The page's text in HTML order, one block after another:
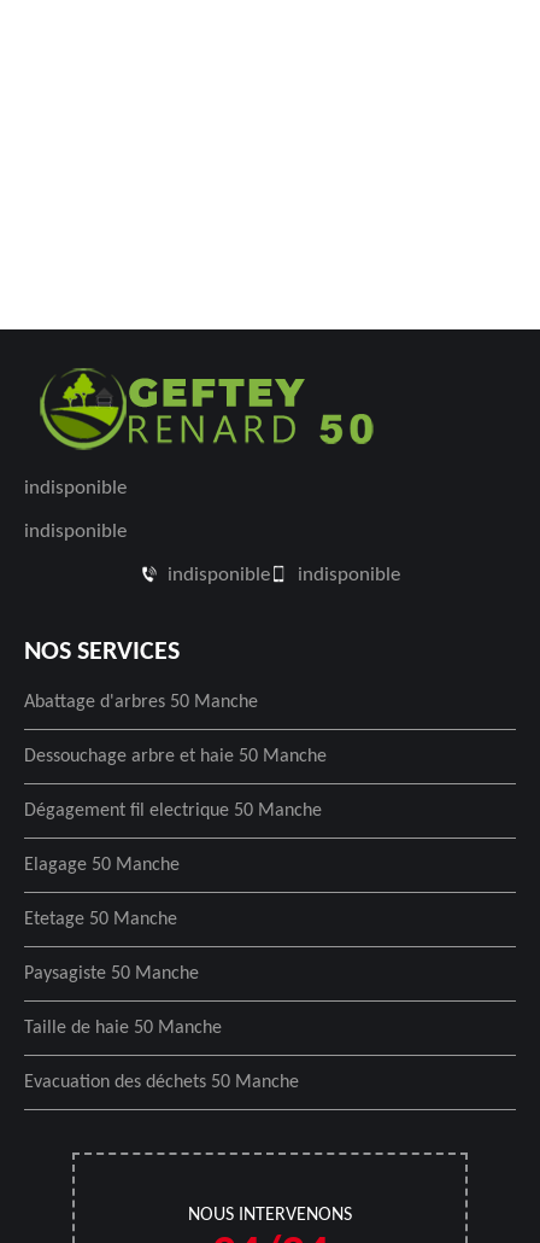
indisponible
indisponible
indisponible indisponible
NOS SERVICES
Abattage d'arbres 50 Manche
Dessouchage arbre et haie 50 Manche
Dégagement fil electrique 50 Manche
Elagage 50 Manche
Etetage 50 Manche
Paysagiste 50 Manche
Taille de haie 50 Manche
Evacuation des déchets 50 Manche
NOUS INTERVENONS